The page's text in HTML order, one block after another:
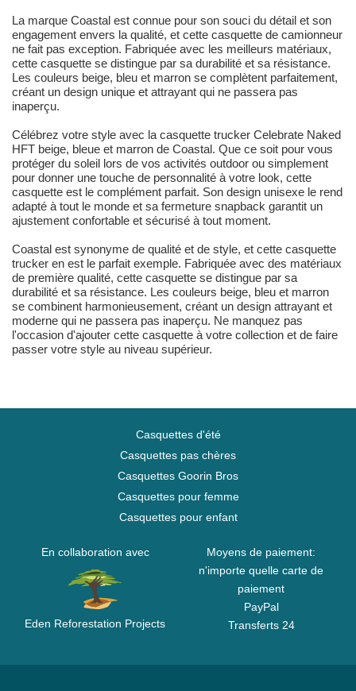
La marque Coastal est connue pour son souci du détail et son
engagement envers la qualité, et cette casquette de camionneur
ne fait pas exception. Fabriquée avec les meilleurs matériaux,
cette casquette se distingue par sa durabilité et sa résistance.
Les couleurs beige, bleu et marron se complètent parfaitement,
créant un design unique et attrayant qui ne passera pas
inaperçu.
Célébrez votre style avec la casquette trucker Celebrate Naked
HFT beige, bleue et marron de Coastal. Que ce soit pour vous
protéger du soleil lors de vos activités outdoor ou simplement
pour donner une touche de personnalité à votre look, cette
casquette est le complément parfait. Son design unisexe le rend
adapté à tout le monde et sa fermeture snapback garantit un
ajustement confortable et sécurisé à tout moment.
Coastal est synonyme de qualité et de style, et cette casquette
trucker en est le parfait exemple. Fabriquée avec des matériaux
de première qualité, cette casquette se distingue par sa
durabilité et sa résistance. Les couleurs beige, bleu et marron
se combinent harmonieusement, créant un design attrayant et
moderne qui ne passera pas inaperçu. Ne manquez pas
l'occasion d'ajouter cette casquette à votre collection et de faire
passer votre style au niveau supérieur.
Casquettes d'été
Casquettes pas chères
Casquettes Goorin Bros
Casquettes pour femme
Casquettes pour enfant
En collaboration avec
Eden Reforestation Projects
Moyens de paiement:
n'importe quelle carte de
paiement
PayPal
Transferts 24